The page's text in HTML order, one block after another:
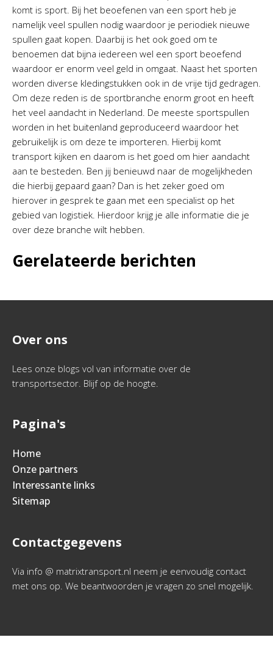
komt is sport. Bij het beoefenen van een sport heb je
namelijk veel spullen nodig waardoor je periodiek nieuwe
spullen gaat kopen. Daarbij is het ook goed om te
benoemen dat bijna iedereen wel een sport beoefend
waardoor er enorm veel geld in omgaat. Naast het sporten
worden diverse kledingstukken ook in de vrije tijd gedragen.
Om deze reden is de sportbranche enorm groot en heeft
het veel aandacht in Nederland. De meeste sportspullen
worden in het buitenland geproduceerd waardoor het
gebruikelijk is om deze te importeren. Hierbij komt
transport kijken en daarom is het goed om hier aandacht
aan te besteden. Ben jij benieuwd naar de mogelijkheden
die hierbij gepaard gaan? Dan is het zeker goed om
hierover in gesprek te gaan met een specialist op het
gebied van logistiek. Hierdoor krijg je alle informatie die je
over deze branche wilt hebben.
Gerelateerde berichten
Over ons
Lees onze blogs vol van informatie over de
transportsector. Blijf op de hoogte.
Pagina's
Home
Onze partners
Interessante links
Sitemap
Contactgegevens
Via info @ matrixtransport.nl neem je eenvoudig contact
met ons op. We beantwoorden je vragen zo snel mogelijk.